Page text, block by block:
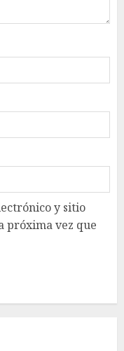
y sitio
próxima vez que